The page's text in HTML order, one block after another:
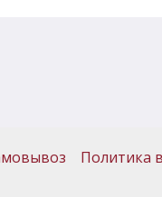
Политика